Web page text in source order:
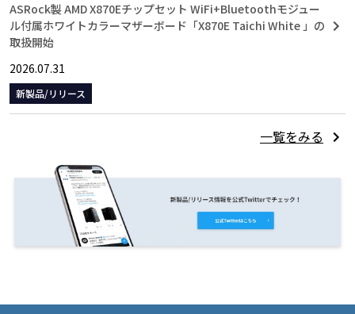
ASRock製 AMD X870Eチップセット WiFi+Bluetoothモジュー
ル付属ホワイトカラーマザーボード「X870E Taichi White 」の
取扱開始
2026.07.31
新製品/リリース
一覧をみる